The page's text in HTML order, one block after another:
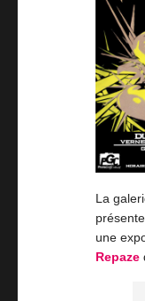
La
une
Repaze